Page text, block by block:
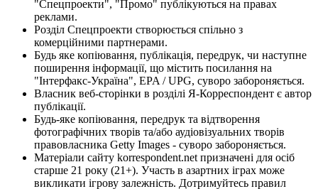
"Спецпроекти", "Промо" публікуються на правах
реклами.
Розділ Спецпроекти створюється спільно з
комерційними партнерами.
Будь яке копіювання, публікація, передрук, чи наступне
поширення інформації, що містить посилання на
"Інтерфакс-Україна", EPA / UPG, суворо забороняється.
Власник веб-сторінки в розділі Я-Корреспондент є автор
публікації.
Будь-яке копіювання, передрук та відтворення
фотографічних творів та/або аудіовізуальних творів
правовласника Getty Images - суворо забороняється.
Матеріали сайту korrespondent.net призначені для осіб
старше 21 року (21+). Участь в азартних іграх може
викликати ігрову залежність. Дотримуйтесь правил